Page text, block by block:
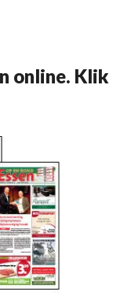
online. Klik